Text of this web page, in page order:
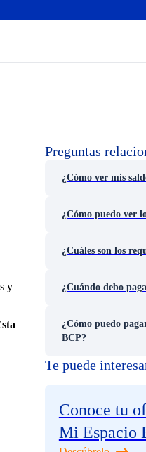
y
Preguntas
¿Cómo ver mis
¿Cómo puedo ver
¿Cuáles son los
¿Cuándo debo
¿Cómo puedo
BCP?
Te puede
Conoce tu
Mi Espacio